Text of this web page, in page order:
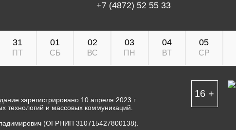
+7 (4872) 52 55 33
31
ПТ
01
СБ
02
ВС
03
ПН
04
ВТ
05
СР
зарегистрировано 10 апреля 2023 г.
и массовых коммуникаций.
(ОГРНИП 310715427800138).
16 +